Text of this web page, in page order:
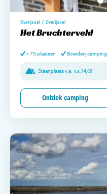
Overijssel / Overijssel
Het Bruchterveld
< 75 plaatsen Boerderij camping
Staanplaats v.a. v.a.14,00
Ontdek camping